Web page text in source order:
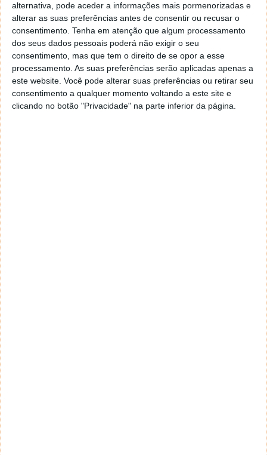
alternativa, pode aceder a informações mais pormenorizadas e
alterar as suas preferências antes de consentir ou recusar o
consentimento. Tenha em atenção que algum processamento
dos seus dados pessoais poderá não exigir o seu
consentimento, mas que tem o direito de se opor a esse
processamento. As suas preferências serão aplicadas apenas a
este website. Você pode alterar suas preferências ou retirar seu
consentimento a qualquer momento voltando a este site e
clicando no botão "Privacidade" na parte inferior da página.
PUB